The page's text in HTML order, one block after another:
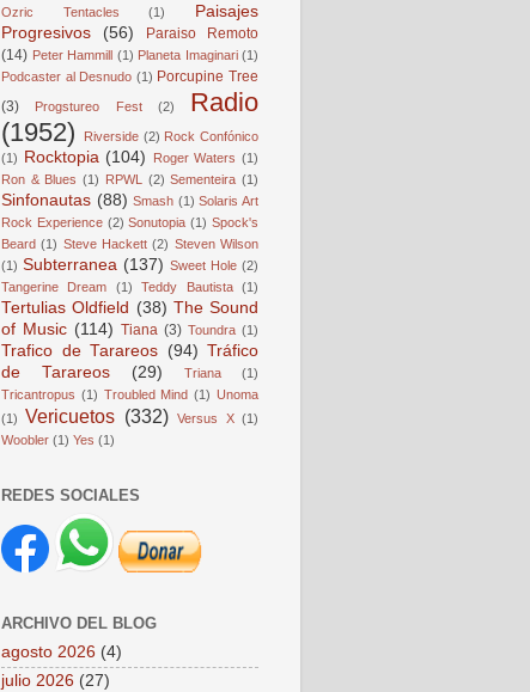
Ozric Tentacles (1)
Paisajes
Progresivos
(56)
Paraiso Remoto
(14) Peter Hammill (1) Planeta Imaginari (1)
Podcaster al Desnudo (1) Porcupine Tree
(3)
Progstureo Fest (2)
Radio
(1952)
Riverside (2) Rock Confónico
(1)
Rocktopia (104) Roger Waters (1)
Ron & Blues (1) RPWL (2) Sementeira (1)
Sinfonautas (88) Smash (1) Solaris Art
Rock Experience (2) Sonutopia (1) Spock's
Beard (1) Steve Hackett (2) Steven Wilson
(1) Subterranea (137) Sweet Hole (2)
Tangerine Dream
(1) Teddy Bautista (1)
Tertulias Oldfield (38) The Sound
of Music (114) Tiana (3) Toundra (1)
Trafico de Tarareos (94) Tráfico
de Tarareos
(29) Triana
(1)
Tricantropus (1) Troubled Mind (1) Unoma
(1)
Vericuetos (332) Versus X (1)
Woobler (1) Yes (1)
REDES SOCIALES
ARCHIVO DEL BLOG
agosto 2026 (4)
julio 2026 (27)